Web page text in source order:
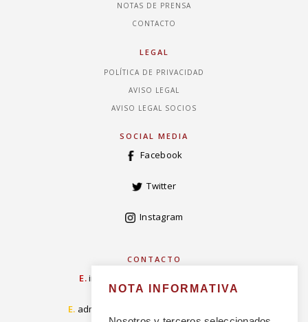
NOTAS DE PRENSA
CONTACTO
LEGAL
POLÍTICA DE PRIVACIDAD
AVISO LEGAL
AVISO LEGAL SOCIOS
SOCIAL MEDIA
Facebook
Twitter
Instagram
CONTACTO
E.info@concordiarealespanola.es
E. admision@concordiarealespanola.es
NOTA INFORMATIVA